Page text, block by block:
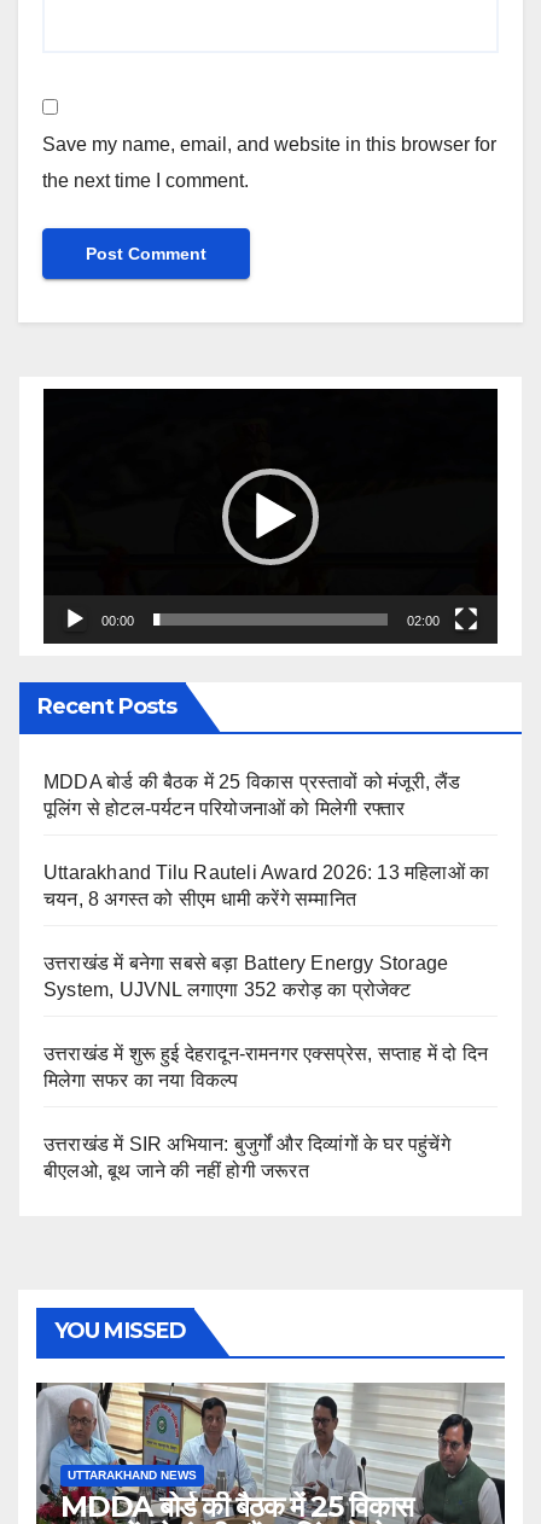
Save my name, email, and website in this browser for
the next time I comment.
00:00 02:00
Recent Posts
MDDA बोर्ड की बैठक में 25 विकास प्रस्तावों को मंजूरी, लैंड
पूलिंग से होटल-पर्यटन परियोजनाओं को मिलेगी रफ्तार
Uttarakhand Tilu Rauteli Award 2026: 13 महिलाओं का
चयन, 8 अगस्त को सीएम धामी करेंगे सम्मानित
उत्तराखंड में बनेगा सबसे बड़ा Battery Energy Storage
System, UJVNL लगाएगा 352 करोड़ का प्रोजेक्ट
उत्तराखंड में शुरू हुई देहरादून-रामनगर एक्सप्रेस, सप्ताह में दो दिन
मिलेगा सफर का नया विकल्प
उत्तराखंड में SIR अभियान: बुजुर्गों और दिव्यांगों के घर पहुंचेंगे
बीएलओ, बूथ जाने की नहीं होगी जरूरत
YOU MISSED
UTTARAKHAND NEWS
MDDA बोर्ड की बैठक में 25 विकास